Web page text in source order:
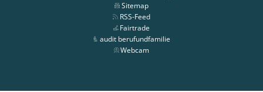
Sitemap
RSS-Feed
Fairtrade
audit berufundfamilie
Webcam